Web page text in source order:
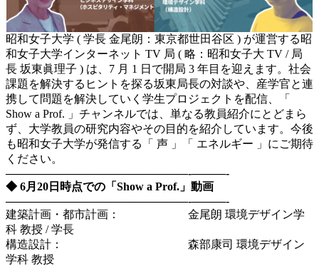
昭和女子大学 ( 学長 金尾朗：東京都世田谷区 ) が運営する昭
和女子大学インターネット TV 局 ( 略：昭和女子大 TV / 局
長 坂東眞理子 ) は、7 月 1 日で開局 3 年目を迎えます。社会
課題を解決するヒントを探る坂東局長の対談や、産学官と連
携して問題を解決していく学生プロジェクトを配信、「
Show a Prof. 」チャンネルでは、単なる教員紹介にとどまら
ず、大学教員の研究内容やその目的を紹介しています。今後
も昭和女子大学が発信する「 声 」「 エネルギー 」にご期待
ください。
————————————————-———-
◆ 6月20日時点での「Show a Prof.」動画
————————————————-———-
建築計画・都市計画： 金尾朗 環境デザイン学
科 教授 / 学長
構造設計： 森部康司 環境デザイン
学科 教授